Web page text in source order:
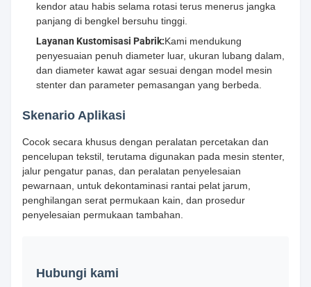
kendor atau habis selama rotasi terus menerus jangka
panjang di bengkel bersuhu tinggi.
Layanan Kustomisasi Pabrik:Kami mendukung
penyesuaian penuh diameter luar, ukuran lubang dalam,
dan diameter kawat agar sesuai dengan model mesin
stenter dan parameter pemasangan yang berbeda.
Skenario Aplikasi
Cocok secara khusus dengan peralatan percetakan dan
pencelupan tekstil, terutama digunakan pada mesin stenter,
jalur pengatur panas, dan peralatan penyelesaian
pewarnaan, untuk dekontaminasi rantai pelat jarum,
penghilangan serat permukaan kain, dan prosedur
penyelesaian permukaan tambahan.
Hubungi kami